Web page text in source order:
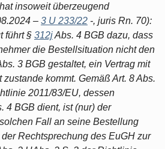
insoweit überzeugend
– 3 U 233/22 -, juris Rn. 70):
führt § 312jAbs. 4 BGB dazu, dass
die Bestellsituation nicht den
3 BGB gestaltet, ein Vertrag mit
kommt. Gemäß Art. 8 Abs.
2011/83/EU, dessen
4 BGB dient, ist (nur) der
Fall an seine Bestellung
Rechtsprechung des EuGH zur